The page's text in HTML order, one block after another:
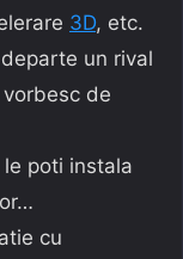
3D, etc.
un rival
de
poti instala
cu